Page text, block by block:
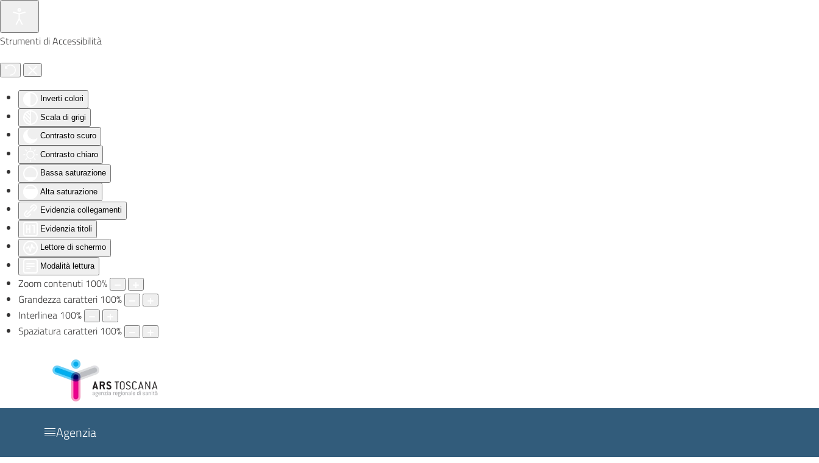
Strumenti di Accessibilità
Inverti colori
Scala di grigi
Contrasto scuro
Contrasto chiaro
Bassa saturazione
Alta saturazione
Evidenzia collegamenti
Evidenzia titoli
Lettore di schermo
Modalità lettura
Zoom contenuti 100%
Grandezza caratteri 100%
Interlinea 100%
Spaziatura caratteri 100%
Skip to main content
Agenzia